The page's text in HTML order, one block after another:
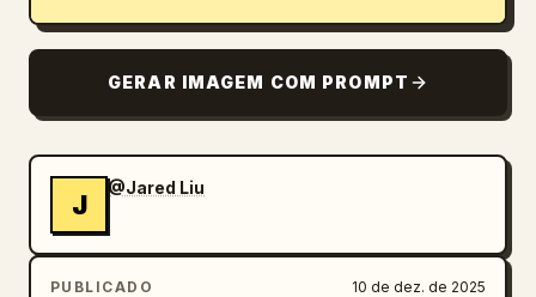
GERAR IMAGEM COM PROMPT
J
@Jared Liu
PUBLICADO 10 de dez. de 2025